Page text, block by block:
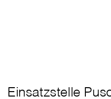
Einsatzstelle